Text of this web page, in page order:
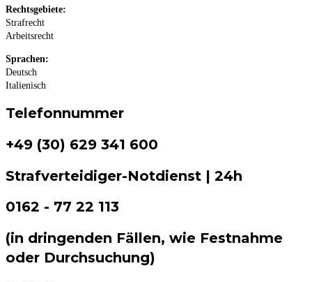
Rechtsgebiete:
Strafrecht
Arbeitsrecht
Sprachen:
Deutsch
Italienisch
Telefonnummer
+49 (30) 629 341 600
Strafverteidiger-Notdienst | 24h
0162 - 77 22 113
(in dringenden Fällen, wie Festnahme
oder Durchsuchung)